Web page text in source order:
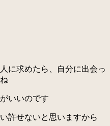
に求めたら、自分に出会っ
いいのです
許せないと思いますから